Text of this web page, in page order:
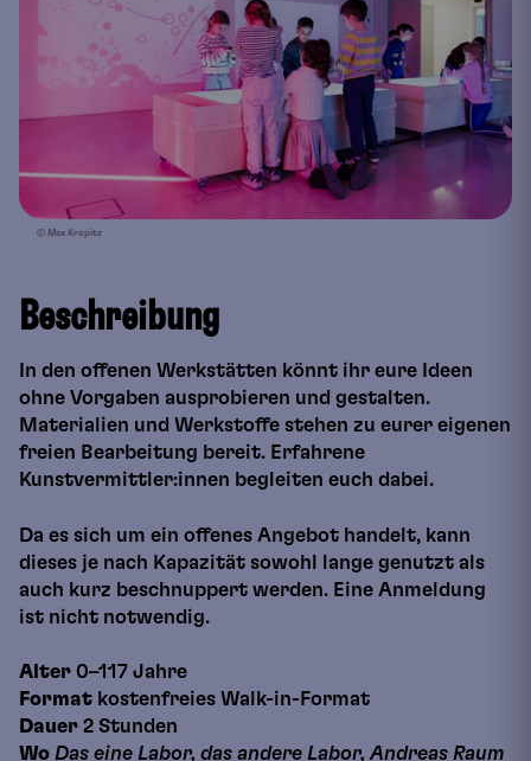
© Max Kropitz
Beschreibung
In den offenen Werkstätten könnt ihr eure Ideen
ohne Vorgaben ausprobieren und gestalten.
Materialien und Werkstoffe stehen zu eurer eigenen
freien Bearbeitung bereit. Erfahrene
Kunstvermittler:innen begleiten euch dabei.
Da es sich um ein offenes Angebot handelt, kann
dieses je nach Kapazität sowohl lange genutzt als
auch kurz beschnuppert werden. Eine Anmeldung
ist nicht notwendig.
Alter 0–117 Jahre
Format kostenfreies Walk-in-Format
Dauer 2 Stunden
Wo Das eine Labor, das andere Labor, Andreas Raum